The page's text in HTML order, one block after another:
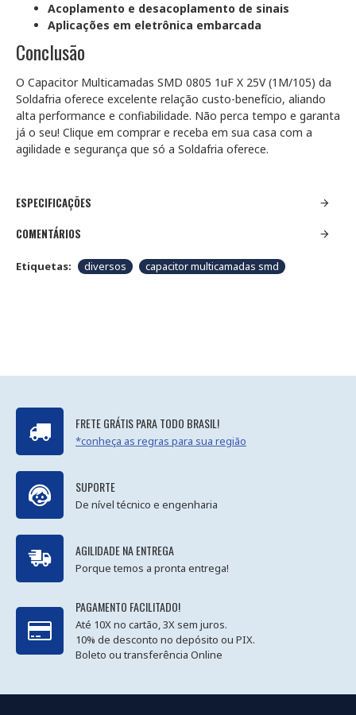
Acoplamento e desacoplamento de sinais
Aplicações em eletrônica embarcada
Conclusão
O Capacitor Multicamadas SMD 0805 1uF X 25V (1M/105) da
Soldafria oferece excelente relação custo-benefício, aliando
alta performance e confiabilidade. Não perca tempo e garanta
já o seu! Clique em comprar e receba em sua casa com a
agilidade e segurança que só a Soldafria oferece.
ESPECIFICAÇÕES
COMENTÁRIOS
Etiquetas: diversos capacitor multicamadas smd
FRETE GRÁTIS PARA TODO BRASIL!
*conheça as regras para sua região
SUPORTE
De nível técnico e engenharia
AGILIDADE NA ENTREGA
Porque temos a pronta entrega!
PAGAMENTO FACILITADO!
Até 10X no cartão, 3X sem juros.
10% de desconto no depósito ou PIX.
Boleto ou transferência Online